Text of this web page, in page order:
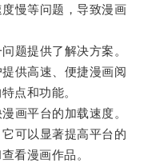
慢等问题，导致漫画
提供了解决方案。
供高速、便捷漫画阅
点和功能。
平台的加载速度。
可以显著提高平台的
看漫画作品。